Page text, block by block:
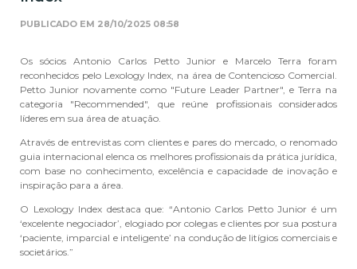
LOCALIZAÇÃO
PUBLICADO EM 28/10/2025 08:58
Os sócios Antonio Carlos Petto Junior e Marcelo Terra foram
reconhecidos pelo Lexology Index, na área de Contencioso Comercial.
Petto Junior novamente como "Future Leader Partner", e Terra na
categoria "Recommended", que reúne profissionais considerados
líderes em sua área de atuação.
Através de entrevistas com clientes e pares do mercado, o renomado
guia internacional elenca os melhores profissionais da prática jurídica,
com base no conhecimento, excelência e capacidade de inovação e
inspiração para a área.
O Lexology Index destaca que: “Antonio Carlos Petto Junior é um
‘excelente negociador’, elogiado por colegas e clientes por sua postura
‘paciente, imparcial e inteligente’ na condução de litígios comerciais e
societários.”